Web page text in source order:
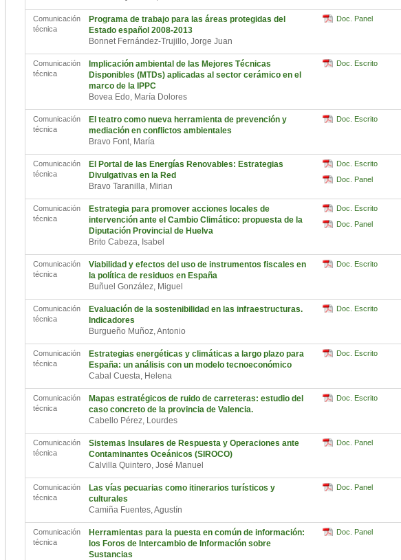
Comunicación
técnica
Programa de trabajo para las áreas protegidas del
Estado español 2008-2013
Bonnet Fernández-Trujillo, Jorge Juan
Doc. Panel
Comunicación
técnica
Implicación ambiental de las Mejores Técnicas
Disponibles (MTDs) aplicadas al sector cerámico en el
marco de la IPPC
Bovea Edo, María Dolores
Doc. Escrito
Comunicación
técnica
El teatro como nueva herramienta de prevención y
mediación en conflictos ambientales
Bravo Font, María
Doc. Escrito
Comunicación
técnica
El Portal de las Energías Renovables: Estrategias
Divulgativas en la Red
Bravo Taranilla, Mirian
Doc. Escrito
Doc. Panel
Comunicación
técnica
Estrategia para promover acciones locales de
intervención ante el Cambio Climático: propuesta de la
Diputación Provincial de Huelva
Brito Cabeza, Isabel
Doc. Escrito
Doc. Panel
Comunicación
técnica
Viabilidad y efectos del uso de instrumentos fiscales en
la política de residuos en España
Buñuel González, Miguel
Doc. Escrito
Comunicación
técnica
Evaluación de la sostenibilidad en las infraestructuras.
Indicadores
Burgueño Muñoz, Antonio
Doc. Escrito
Comunicación
técnica
Estrategias energéticas y climáticas a largo plazo para
España: un análisis con un modelo tecnoeconómico
Cabal Cuesta, Helena
Doc. Escrito
Comunicación
técnica
Mapas estratégicos de ruido de carreteras: estudio del
caso concreto de la provincia de Valencia.
Cabello Pérez, Lourdes
Doc. Escrito
Comunicación
técnica
Sistemas Insulares de Respuesta y Operaciones ante
Contaminantes Oceánicos (SIROCO)
Calvilla Quintero, José Manuel
Doc. Panel
Comunicación
técnica
Las vías pecuarias como itinerarios turísticos y
culturales
Camiña Fuentes, Agustín
Doc. Panel
Comunicación
técnica
Herramientas para la puesta en común de información:
los Foros de Intercambio de Información sobre
Sustancias
Doc. Panel